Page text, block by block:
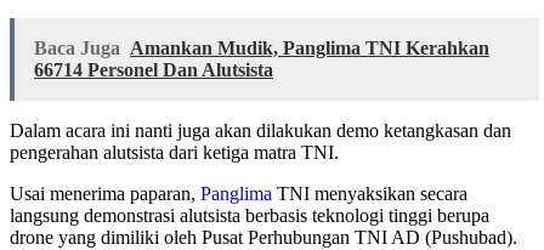
Baca Juga Amankan Mudik, Panglima TNI Kerahkan
66714 Personel Dan Alutsista
Dalam acara ini nanti juga akan dilakukan demo ketangkasan dan
pengerahan alutsista dari ketiga matra TNI.
Usai menerima paparan, Panglima TNI menyaksikan secara
langsung demonstrasi alutsista berbasis teknologi tinggi berupa
drone yang dimiliki oleh Pusat Perhubungan TNI AD (Pushubad).